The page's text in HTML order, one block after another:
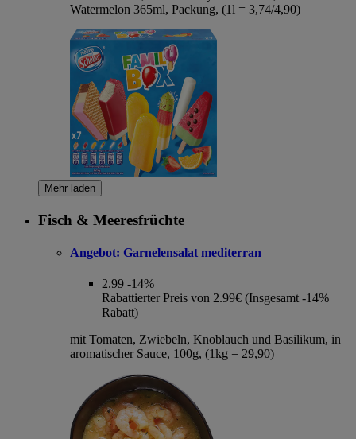
Watermelon 365ml, Packung, (1l = 3,74/4,90)
Mehr laden
Fisch & Meeresfrüchte
Angebot: Garnelensalat mediterran
2.99 -14%
Rabattierter Preis von 2.99€ (Insgesamt -14%
Rabatt)
mit Tomaten, Zwiebeln, Knoblauch und Basilikum, in
aromatischer Sauce, 100g, (1kg = 29,90)